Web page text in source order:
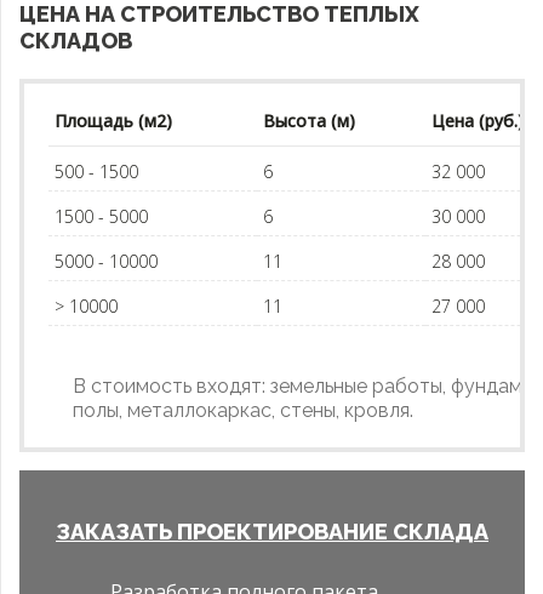
ЦЕНА НА СТРОИТЕЛЬСТВО ТЕПЛЫХ
СКЛАДОВ
Площадь (м2) Высота (м) Цена (руб.)
500 - 1500 6
32 000
1500 - 5000
6
30 000
5000 - 10000
11
28 000
> 10000
11 27 000
В стоимость входят: земельные работы,
полы, металлокаркас, стены, кровля.
ЗАКАЗАТЬ ПРОЕКТИРОВАНИЕ СКЛАДА